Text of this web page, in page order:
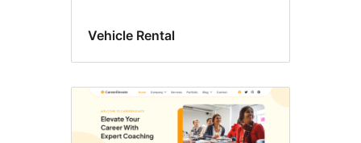
Vehicle Rental